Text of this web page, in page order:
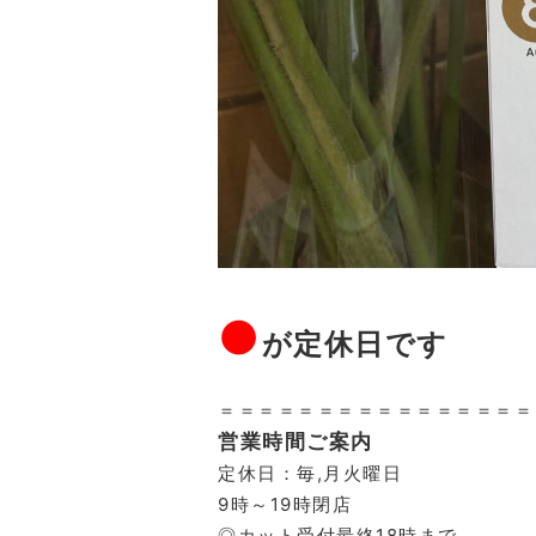
● が定休日です
＝＝＝＝＝＝＝＝＝＝＝＝＝＝＝
営業時間ご案内
定休日：毎,月火曜日
9時～19時閉店